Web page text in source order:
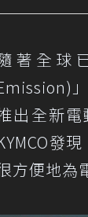
著全球
出全新
發
方便地為